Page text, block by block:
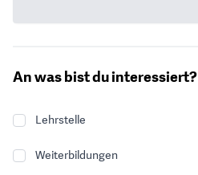
An was bist du interessiert?
Lehrstelle
Weiterbildungen